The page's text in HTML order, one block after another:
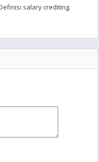
salary crediting.